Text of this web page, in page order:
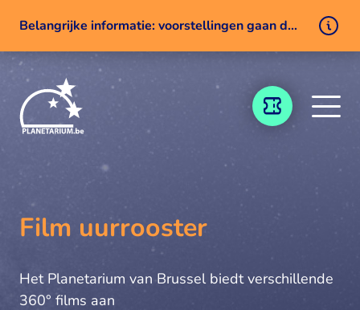
Belangrijke informatie: voorstellingen gaan door ondanks een technisch probleem
TICKETING
Film uurrooster
Het Planetarium van Brussel biedt verschillende
360° films aan